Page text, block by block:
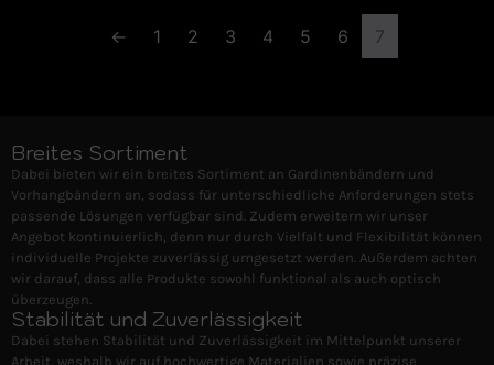
← 1 2 3 4 5 6 7
Breites Sortiment
Dabei bieten wir ein breites Sortiment an Gardinenbändern und
Vorhangbändern an, sodass für unterschiedliche Anforderungen stets
passende Lösungen verfügbar sind. Zudem erweitern wir unser
Angebot kontinuierlich, denn nur durch Vielfalt und Flexibilität können
individuelle Projekte zuverlässig umgesetzt werden. Außerdem achten
wir darauf, dass alle Produkte sowohl funktional als auch optisch
überzeugen.
Stabilität und Zuverlässigkeit
Dabei stehen Stabilität und Zuverlässigkeit im Mittelpunkt unserer
Arbeit, weshalb wir auf hochwertige Materialien sowie präzise